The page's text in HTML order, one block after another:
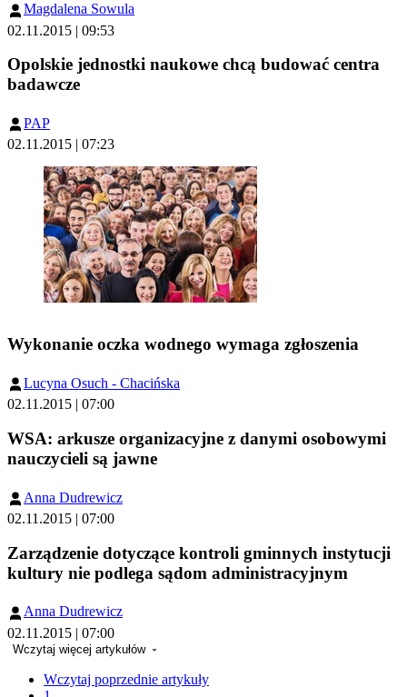
Magdalena Sowula
02.11.2015 | 09:53
Opolskie jednostki naukowe chcą budować centra
badawcze
PAP
02.11.2015 | 07:23
Wykonanie oczka wodnego wymaga zgłoszenia
Lucyna Osuch - Chacińska
02.11.2015 | 07:00
WSA: arkusze organizacyjne z danymi osobowymi
nauczycieli są jawne
Anna Dudrewicz
02.11.2015 | 07:00
Zarządzenie dotyczące kontroli gminnych instytucji
kultury nie podlega sądom administracyjnym
Anna Dudrewicz
02.11.2015 | 07:00
Wczytaj więcej artykułów
Wczytaj poprzednie artykuły